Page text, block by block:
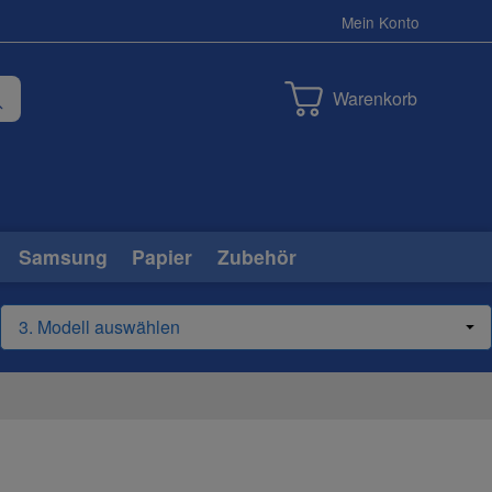
Mein Konto
Warenkorb
Samsung Papier Zubehör